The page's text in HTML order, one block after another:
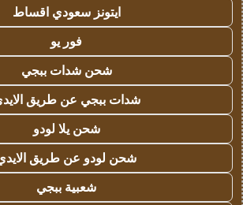
ايتونز سعودي اقساط
فور يو
شحن شدات ببجي
شدات ببجي عن طريق
شحن يلا لودو
شحن لودو عن طريق
شعبية ببجي